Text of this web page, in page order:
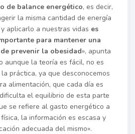
de balance energético, es decir,
la misma cantidad de energía
aplicarlo a nuestras vidas es
para mantener una
prevenir la obesidad», apunta
aunque la teoría es fácil, no es
práctica, ya que desconocemos
alimentación, que cada día es
el equilibrio de esta parte
se refiere al gasto energético a
la información es escasa y
adecuada del mismo».